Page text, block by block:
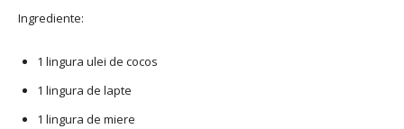
Ingrediente:
1 lingura ulei de cocos
1 lingura de lapte
1 lingura de miere